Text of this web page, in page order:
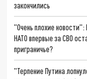
закончились
"Очень плохие
НАТО впервые за СВО
приграничье?
"Терпение Путина